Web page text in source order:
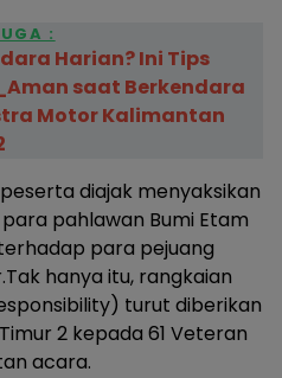
:
Harian? Ini Tips
saat Berkendara
Motor Kalimantan
diajak menyaksikan
pahlawan Bumi Etam
para pejuang
hanya itu, rangkaian
turut diberikan
2 kepada 61 Veteran
acara.